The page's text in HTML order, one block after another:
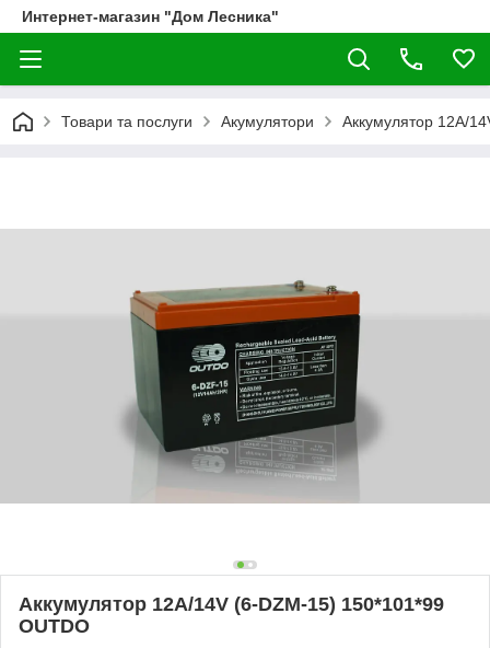
Интернет-магазин "Дом Лесника"
Товари та послуги Акумулятори Аккумулятор 12А/
Аккумулятор 12А/14V (6-DZM-15) 150*101*99
OUTDO